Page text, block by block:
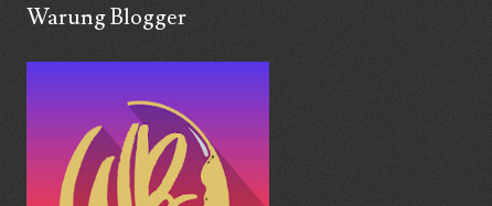
Warung Blogger